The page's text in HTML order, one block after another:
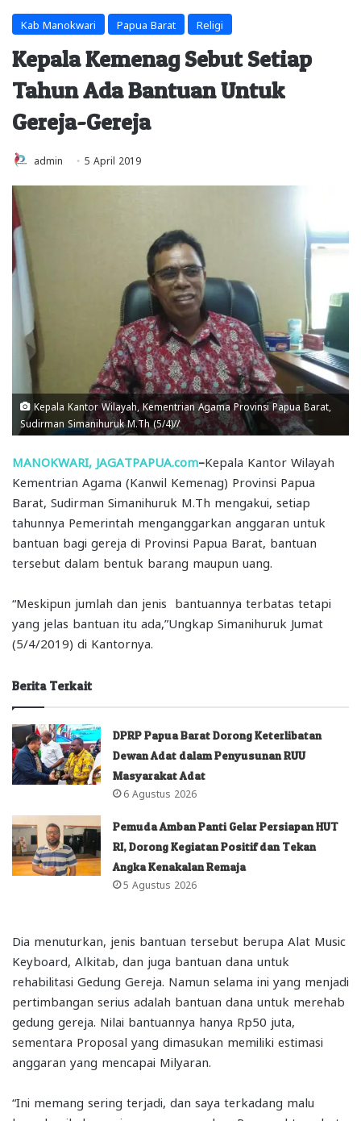
Kab Manokwari Papua Barat Religi
Kepala Kemenag Sebut Setiap
Tahun Ada Bantuan Untuk
Gereja-Gereja
admin 5 April 2019
Kepala Kantor Wilayah, Kementrian Agama Provinsi Papua Barat,
Sudirman Simanihuruk M.Th (5/4)//
MANOKWARI, JAGATPAPUA.com–Kepala Kantor Wilayah
Kementrian Agama (Kanwil Kemenag) Provinsi Papua
Barat, Sudirman Simanihuruk M.Th mengakui, setiap
tahunnya Pemerintah menganggarkan anggaran untuk
bantuan bagi gereja di Provinsi Papua Barat, bantuan
tersebut dalam bentuk barang maupun uang.
“Meskipun jumlah dan jenis bantuannya terbatas tetapi
yang jelas bantuan itu ada,”Ungkap Simanihuruk Jumat
(5/4/2019) di Kantornya.
Berita Terkait
DPRP Papua Barat Dorong Keterlibatan
Dewan Adat dalam Penyusunan RUU
Masyarakat Adat
6 Agustus 2026
Pemuda Amban Panti Gelar Persiapan HUT
RI, Dorong Kegiatan Positif dan Tekan
Angka Kenakalan Remaja
5 Agustus 2026
Dia menuturkan, jenis bantuan tersebut berupa Alat Music
Keyboard, Alkitab, dan juga bantuan dana untuk
rehabilitasi Gedung Gereja. Namun selama ini yang menjadi
pertimbangan serius adalah bantuan dana untuk merehab
gedung gereja. Nilai bantuannya hanya Rp50 juta,
sementara Proposal yang dimasukan memiliki estimasi
anggaran yang mencapai Milyaran.
“Ini memang sering terjadi, dan saya terkadang malu